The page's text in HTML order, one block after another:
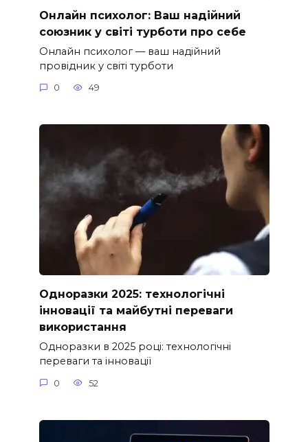
Онлайн психолог: Ваш надійний
союзник у світі турботи про себе
Онлайн психолог — ваш надійний
провідник у світі турботи
0 49
Одноразки 2025: технологічні
інновації та майбутні переваги
використання
Одноразки в 2025 році: технологічні
переваги та інновації
0 52